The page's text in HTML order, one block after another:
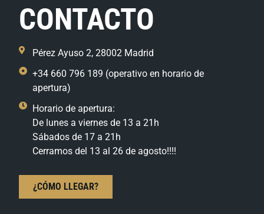
CONTACTO
Pérez Ayuso 2, 28002 Madrid
+34 660 796 189 (operativo en horario de
apertura)
Horario de apertura:
De lunes a viernes de 13 a 21h
Sábados de 17 a 21h
Cerramos del 13 al 26 de agosto!!!!
¿CÓMO LLEGAR?